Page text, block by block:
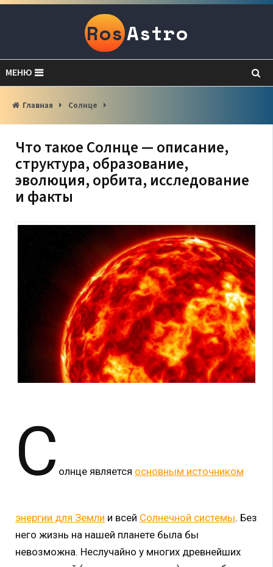
RosAstro
МЕНЮ
Главная Солнце
Что такое Солнце — описание,
структура, образование,
эволюция, орбита, исследование
и факты
С олнце является основным источником
энергии для Земли и всей Солнечной системы. Без
него жизнь на нашей планете была бы
невозможна. Неслучайно у многих древнейших